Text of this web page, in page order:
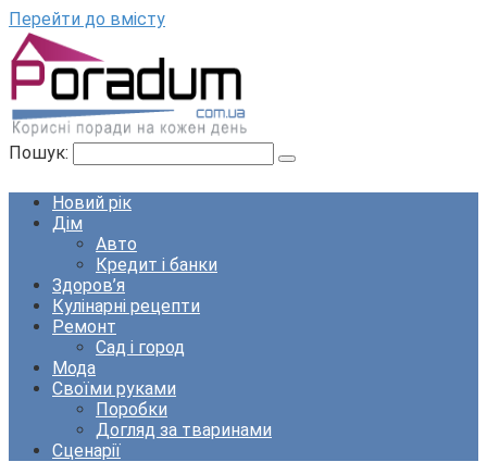
Перейти до вмісту
Пошук:
Новий рік
Дім
Авто
Кредит і банки
Здоров’я
Кулінарні рецепти
Ремонт
Сад і город
Мода
Своїми руками
Поробки
Догляд за тваринами
Сценарії